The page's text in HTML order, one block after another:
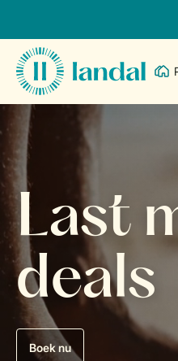
Last
deals
Boek nu